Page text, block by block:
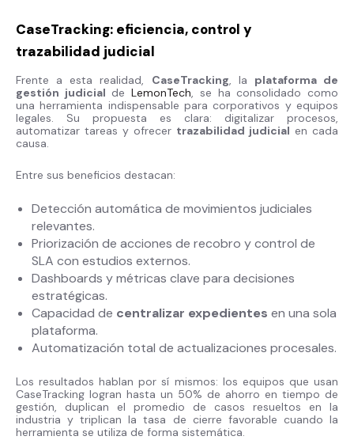
CaseTracking: eficiencia, control y
trazabilidad judicial
Frente a esta realidad, CaseTracking, la plataforma de
gestión judicial deLemonTech, se ha consolidado como
una herramienta indispensable para corporativos y equipos
legales. Su propuesta es clara: digitalizar procesos,
automatizar tareas y ofrecer trazabilidad judicial en cada
causa.
Entre sus beneficios destacan:
Detección automática de movimientos judiciales
relevantes.
Priorización de acciones de recobro y control de
SLA con estudios externos.
Dashboards y métricas clave para decisiones
estratégicas.
Capacidad de centralizar expedientes en una sola
plataforma.
Automatización total de actualizaciones procesales.
Los resultados hablan por sí mismos: los equipos que usan
CaseTracking logran hasta un 50% de ahorro en tiempo de
gestión, duplican el promedio de casos resueltos en la
industria y triplican la tasa de cierre favorable cuando la
herramienta se utiliza de forma sistemática.